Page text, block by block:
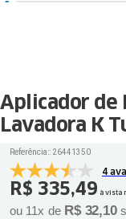
Aplicador de
Lavadora K
Referência:: 26441350
4
R$ 335,49 à vista
ou 11x de R$ 32,10